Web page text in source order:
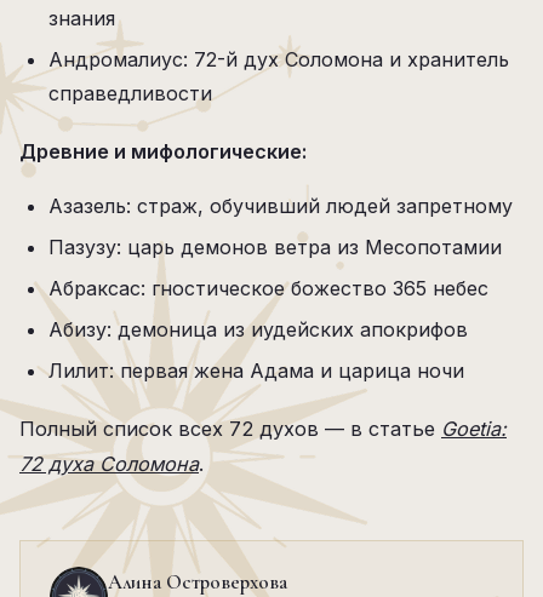
знания
Андромалиус: 72-й дух Соломона и хранитель
справедливости
Древние и мифологические:
Азазель: страж, обучивший людей запретному
Пазузу: царь демонов ветра из Месопотамии
Абраксас: гностическое божество 365 небес
Абизу: демоница из иудейских апокрифов
Лилит: первая жена Адама и царица ночи
Полный список всех 72 духов — в статье Goetia:
72 духа Соломона.
Алина Островерхова